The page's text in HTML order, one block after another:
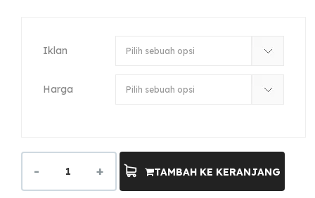
Iklan
Harga
TAMBAH KE KERANJANG